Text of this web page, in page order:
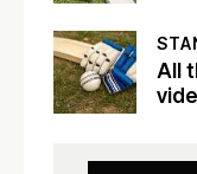
All